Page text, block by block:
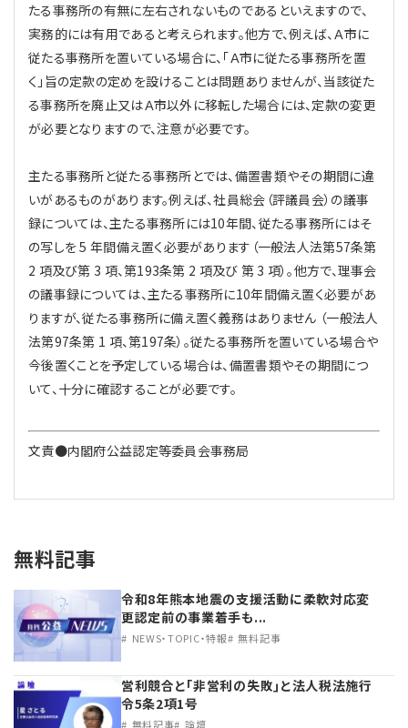
たる事務所の有無に左右されないものであるといえますので、
実務的には有用であると考えられます。他方で、例えば、Ａ市に
従たる事務所を置いている場合に、「Ａ市に従たる事務所を置
く」旨の定款の定めを設けることは問題ありませんが、当該従た
る事務所を廃止又はＡ市以外に移転した場合には、定款の変更
が必要となりますので、注意が必要です。
主たる事務所と従たる事務所とでは、備置書類やその期間に違
いがあるものがあります。例えば、社員総会（評議員会）の議事
録については、主たる事務所には10年間、従たる事務所にはそ
の写しを 5 年間備え置く必要があります（一般法人法第57条第
2 項及び第 3 項、第193条第 2 項及び 第 3 項）。他方で、理事会
の議事録については、主たる事務所に10年間備え置く必要があ
りますが、従たる事務所に備え置く義務はありません （一般法人
法第97条第 1 項、第197条）。従たる事務所を置いている場合や
今後置くことを予定している場合は、備置書類やその期間につ
いて、十分に確認することが必要です。
文責●内閣府公益認定等委員会事務局
無料記事
令和8年熊本地震の支援活動に柔軟対応変
更認定前の事業着手も...
NEWS・TOPIC・特報 無料記事
営利競合と｢非営利の失敗｣と法人税法施行
令5条2項1号
無料記事 論壇